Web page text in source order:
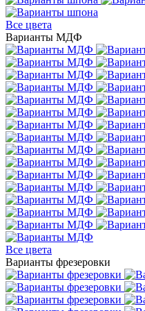
Все цвета
Варианты МДФ
Все цвета
Варианты фрезеровки